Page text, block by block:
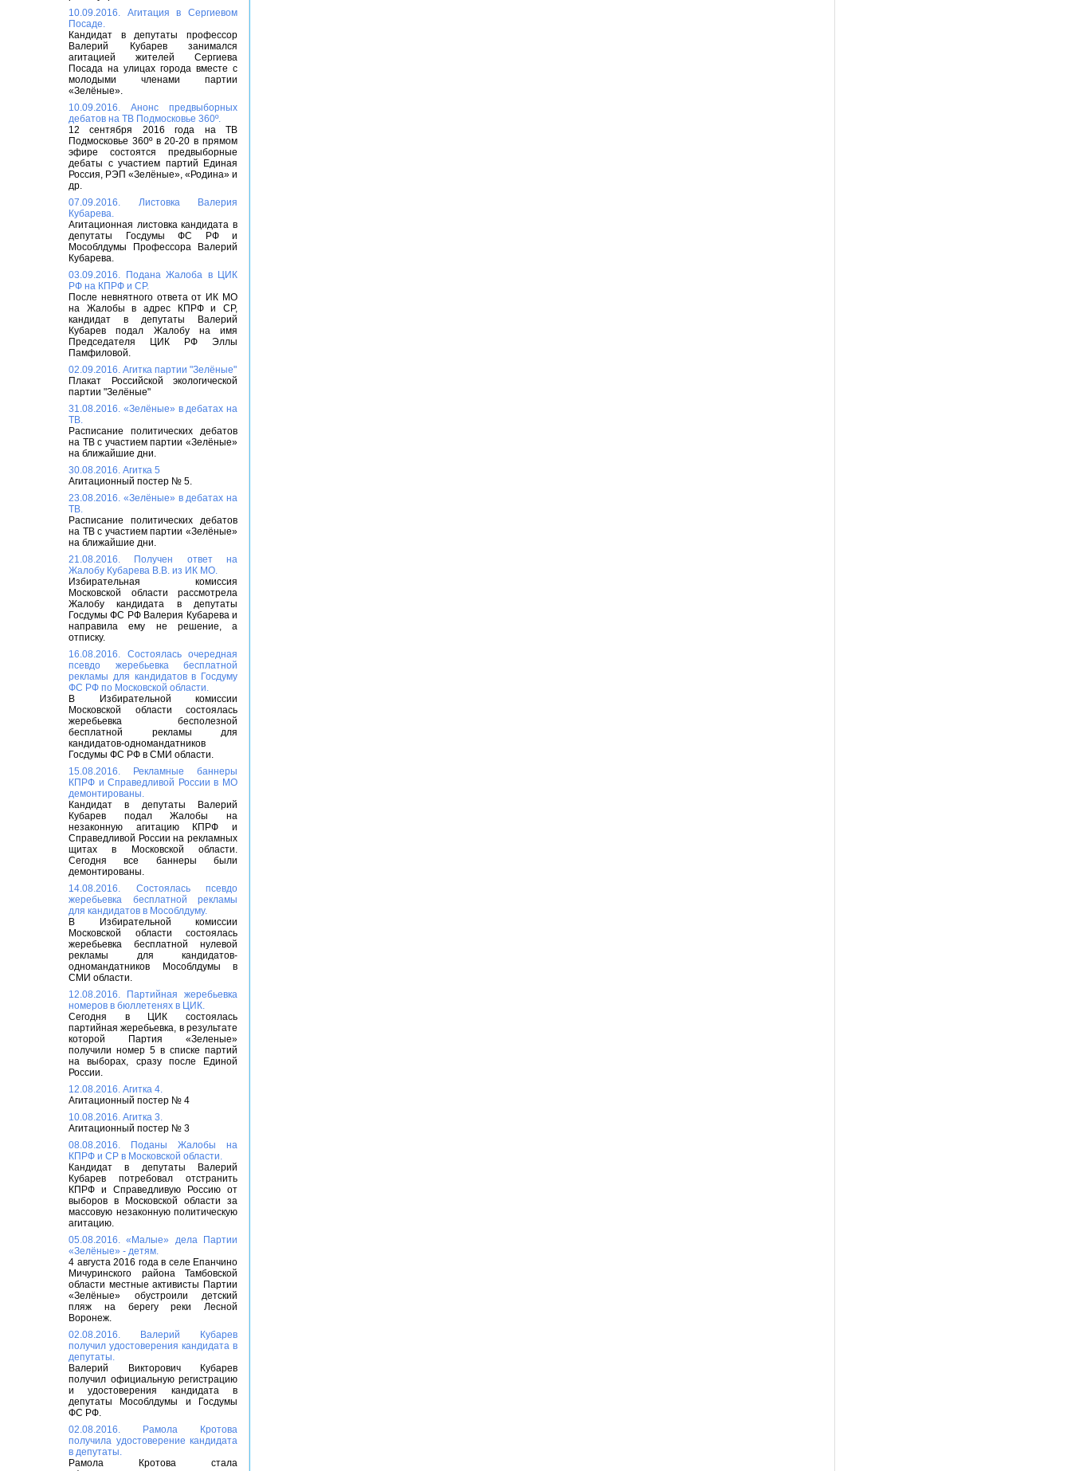
10.09.2016. Агитация в Сергиевом
Посаде.
Кандидат в депутаты профессор
Валерий Кубарев занимался
агитацией жителей Сергиева
Посада на улицах города вместе с
молодыми членами партии
«Зелёные».
10.09.2016. Анонс предвыборных
дебатов на ТВ Подмосковье 360º.
12 сентября 2016 года на ТВ
Подмосковье 360º в 20-20 в прямом
эфире состоятся предвыборные
дебаты с участием партий Единая
Россия, РЭП «Зелёные», «Родина» и
др.
07.09.2016. Листовка Валерия
Кубарева.
Агитационная листовка кандидата в
депутаты Госдумы ФС РФ и
Мособлдумы Профессора Валерий
Кубарева.
03.09.2016. Подана Жалоба в ЦИК
РФ на КПРФ и СР.
После невнятного ответа от ИК МО
на Жалобы в адрес КПРФ и СР,
кандидат в депутаты Валерий
Кубарев подал Жалобу на имя
Председателя ЦИК РФ Эллы
Памфиловой.
02.09.2016. Агитка партии "Зелёные"
Плакат Российской экологической
партии "Зелёные"
31.08.2016. «Зелёные» в дебатах на
ТВ.
Расписание политических дебатов
на ТВ с участием партии «Зелёные»
на ближайшие дни.
30.08.2016. Агитка 5
Агитационный постер № 5.
23.08.2016. «Зелёные» в дебатах на
ТВ.
Расписание политических дебатов
на ТВ с участием партии «Зелёные»
на ближайшие дни.
21.08.2016. Получен ответ на
Жалобу Кубарева В.В. из ИК МО.
Избирательная комиссия
Московской области рассмотрела
Жалобу кандидата в депутаты
Госдумы ФС РФ Валерия Кубарева и
направила ему не решение, а
отписку.
16.08.2016. Состоялась очередная
псевдо жеребьевка бесплатной
рекламы для кандидатов в Госдуму
ФС РФ по Московской области.
В Избирательной комиссии
Московской области состоялась
жеребьевка бесполезной
бесплатной рекламы для
кандидатов-одномандатников
Госдумы ФС РФ в СМИ области.
15.08.2016. Рекламные баннеры
КПРФ и Справедливой России в МО
демонтированы.
Кандидат в депутаты Валерий
Кубарев подал Жалобы на
незаконную агитацию КПРФ и
Справедливой России на рекламных
щитах в Московской области.
Сегодня все баннеры были
демонтированы.
14.08.2016. Состоялась псевдо
жеребьевка бесплатной рекламы
для кандидатов в Мособлдуму.
В Избирательной комиссии
Московской области состоялась
жеребьевка бесплатной нулевой
рекламы для кандидатов-
одномандатников Мособлдумы в
СМИ области.
12.08.2016. Партийная жеребьевка
номеров в бюллетенях в ЦИК.
Сегодня в ЦИК состоялась
партийная жеребьевка, в результате
которой Партия «Зеленые»
получили номер 5 в списке партий
на выборах, сразу после Единой
России.
12.08.2016. Агитка 4.
Агитационный постер № 4
10.08.2016. Агитка 3.
Агитационный постер № 3
08.08.2016. Поданы Жалобы на
КПРФ и СР в Московской области.
Кандидат в депутаты Валерий
Кубарев потребовал отстранить
КПРФ и Справедливую Россию от
выборов в Московской области за
массовую незаконную политическую
агитацию.
05.08.2016. «Малые» дела Партии
«Зелёные» - детям.
4 августа 2016 года в селе Епанчино
Мичуринского района Тамбовской
области местные активисты Партии
«Зелёные» обустроили детский
пляж на берегу реки Лесной
Воронеж.
02.08.2016. Валерий Кубарев
получил удостоверения кандидата в
депутаты.
Валерий Викторович Кубарев
получил официальную регистрацию
и удостоверения кандидата в
депутаты Мособлдумы и Госдумы
ФС РФ.
02.08.2016. Рамола Кротова
получила удостоверение кандидата
в депутаты.
Рамола Кротова стала